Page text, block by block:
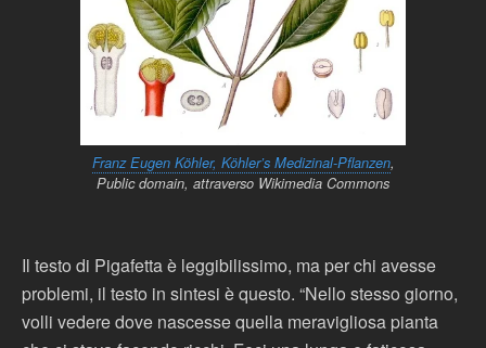
Franz Eugen Köhler, Köhler’s Medizinal-Pflanzen,
Public domain, attraverso Wikimedia Commons
Il testo di Pigafetta è leggibilissimo, ma per chi avesse
problemi, il testo in sintesi è questo. “Nello stesso giorno,
volli vedere dove nascesse quella meravigliosa pianta